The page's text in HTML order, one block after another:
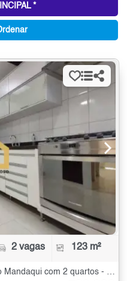
*
2 vagas 123 m²
Condomínio Fechado à Venda no Mandaqui com 2 quartos - 123 m²